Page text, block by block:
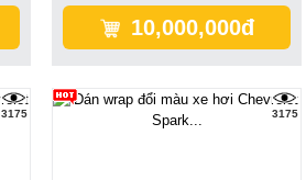
10,000,000đ
3175 3175